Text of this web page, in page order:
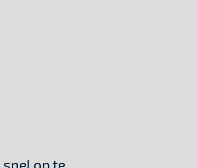
snel op te